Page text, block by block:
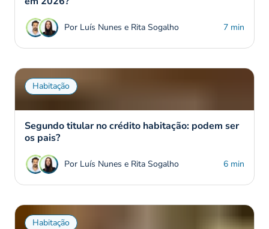
Por Luís Nunes e Rita Sogalho 7 min
Habitação
Segundo titular no crédito habitação: podem ser
os pais?
Por Luís Nunes e Rita Sogalho 6 min
Habitação